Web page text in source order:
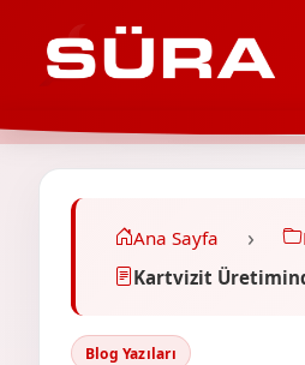
Ana Sayfa
Kartvizit
Blog Yazıları